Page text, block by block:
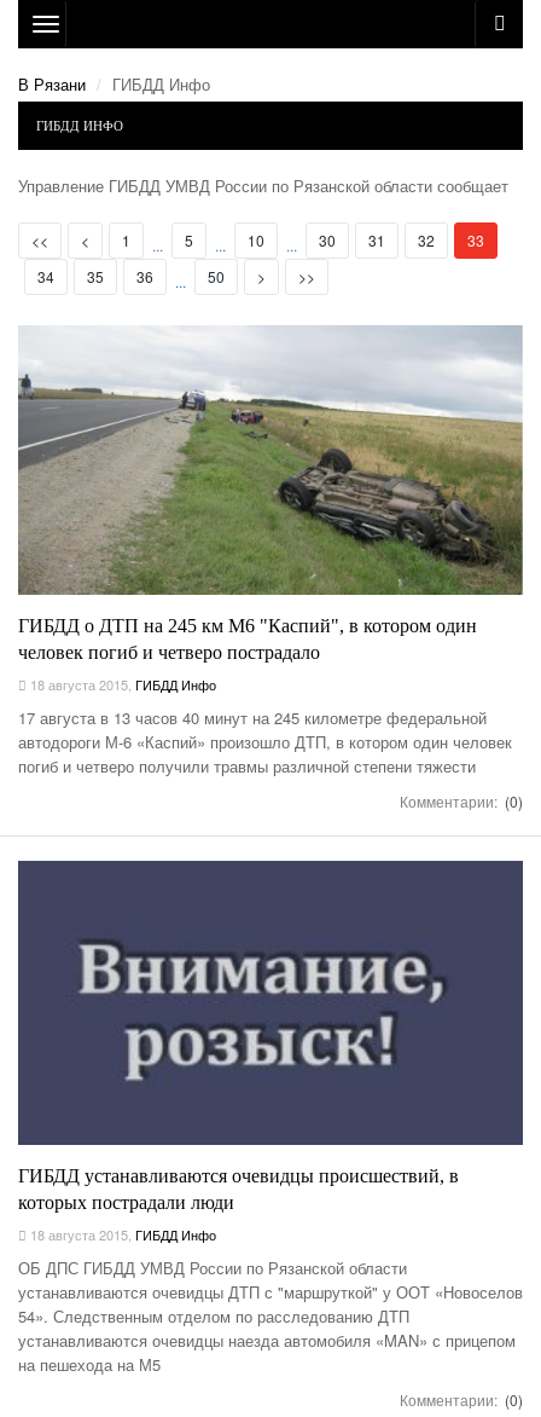
Toggle
navigation
В Рязани
ГИБДД Инфо
ГИБДД ИНФО
Управление ГИБДД УМВД России по Рязанской области сообщает
<< < 1 ... 5 ... 10 ... 30 31 32 33
34
35 36 ... 50 > >>
ГИБДД о ДТП на 245 км М6 "Каспий", в котором один
человек погиб и четверо пострадало
18 августа 2015 ГИБДД Инфо
17 августа в 13 часов 40 минут на 245 километре федеральной
автодороги М-6 «Каспий» произошло ДТП, в котором один человек
погиб и четверо получили травмы различной степени тяжести
Комментарии: (0)
ГИБДД устанавливаются очевидцы происшествий, в
которых пострадали люди
18 августа 2015, ГИБДД Инфо
ОБ ДПС ГИБДД УМВД России по Рязанской области
устанавливаются очевидцы ДТП с "маршруткой" у ООТ «Новоселов
54». Следственным отделом по расследованию ДТП
устанавливаются очевидцы наезда автомобиля «MAN» с прицепом
на пешехода на М5
Комментарии: (0)